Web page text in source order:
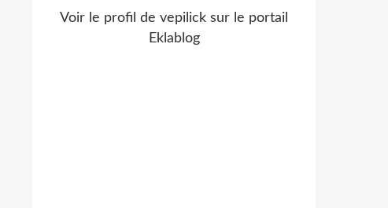
Voir le profil de vepilick sur le portail
Eklablog